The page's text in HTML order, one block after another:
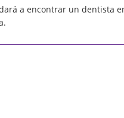
a encontrar un dentista